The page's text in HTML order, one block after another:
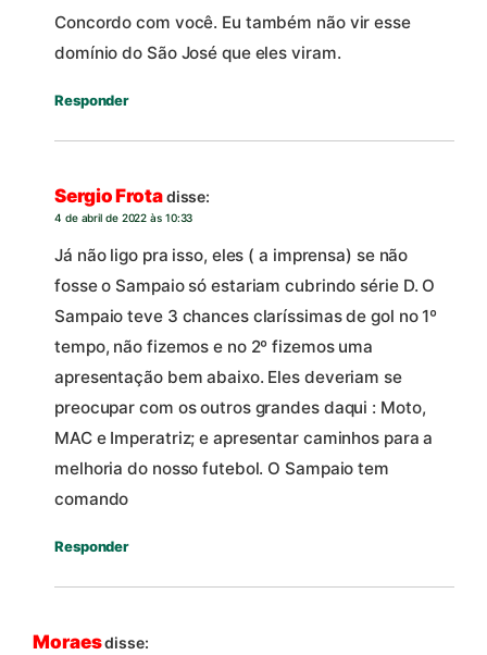
Concordo com você. Eu também não vir esse
domínio do São José que eles viram.
Responder
Sergio Frotadisse:
4 de abril de 2022 às 10:33
Já não ligo pra isso, eles ( a imprensa) se não
fosse o Sampaio só estariam cubrindo série D. O
Sampaio teve 3 chances claríssimas de gol no 1º
tempo, não fizemos e no 2º fizemos uma
apresentação bem abaixo. Eles deveriam se
preocupar com os outros grandes daqui : Moto,
MAC e Imperatriz; e apresentar caminhos para a
melhoria do nosso futebol. O Sampaio tem
comando
Responder
Moraesdisse: